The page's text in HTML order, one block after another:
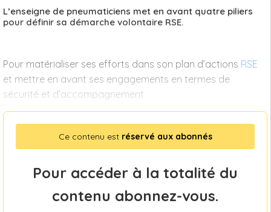
L’enseigne de pneumaticiens met en avant quatre piliers
pour définir sa démarche volontaire RSE.
Pour matérialiser ses efforts dans son plan d’actions RSE
et mettre en avant ses engagements en termes de
sécurité et d’accompagnement
Ce contenu est réservé aux abonnés
Pour accéder à la totalité du
contenu abonnez-vous.